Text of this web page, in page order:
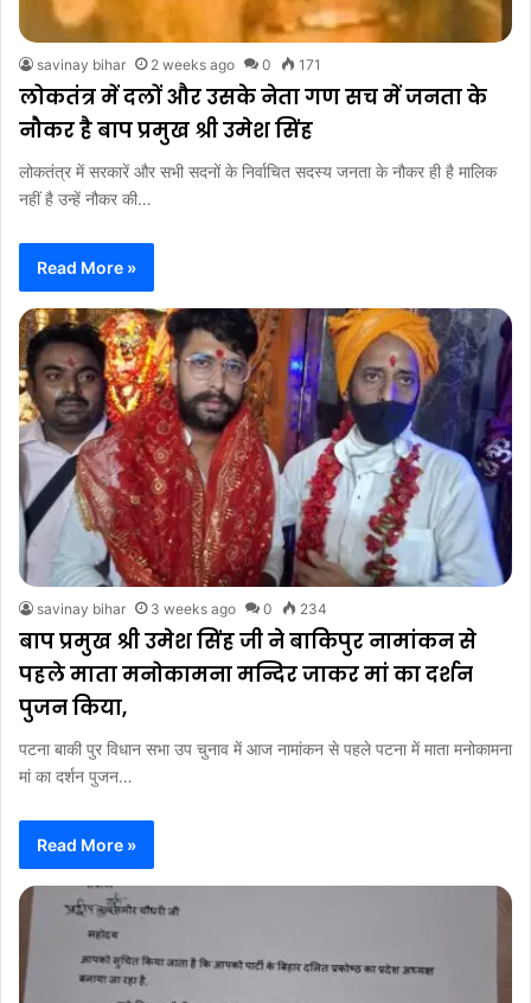
savinay bihar 2 weeks ago 0 171
लोकतंत्र में दलों और उसके नेता गण सच में जनता के
नौकर है बाप प्रमुख श्री उमेश सिंह
लोकतंत्र में सरकारें और सभी सदनों के निर्वाचित सदस्य जनता के नौकर ही है मालिक
नहीं है उन्हें नौकर की…
Read More »
savinay bihar 3 weeks ago 0 234
बाप प्रमुख श्री उमेश सिंह जी ने बाकिपुर नामांकन से
पहले माता मनोकामना मन्दिर जाकर मां का दर्शन
पुजन किया,
पटना बाकी पुर विधान सभा उप चुनाव में आज नामांकन से पहले पटना में माता मनोकामना
मां का दर्शन पुजन…
Read More »